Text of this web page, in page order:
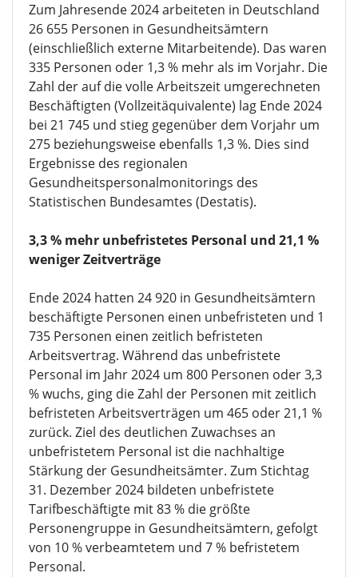
Zum Jahresende 2024 arbeiteten in Deutschland
26 655 Personen in Gesundheitsämtern
(einschließlich externe Mitarbeitende). Das waren
335 Personen oder 1,3 % mehr als im Vorjahr. Die
Zahl der auf die volle Arbeitszeit umgerechneten
Beschäftigten (Vollzeitäquivalente) lag Ende 2024
bei 21 745 und stieg gegenüber dem Vorjahr um
275 beziehungsweise ebenfalls 1,3 %. Dies sind
Ergebnisse des regionalen
Gesundheitspersonalmonitorings des
Statistischen Bundesamtes (Destatis).
3,3 % mehr unbefristetes Personal und 21,1 %
weniger Zeitverträge
Ende 2024 hatten 24 920 in Gesundheitsämtern
beschäftigte Personen einen unbefristeten und 1
735 Personen einen zeitlich befristeten
Arbeitsvertrag. Während das unbefristete
Personal im Jahr 2024 um 800 Personen oder 3,3
% wuchs, ging die Zahl der Personen mit zeitlich
befristeten Arbeitsverträgen um 465 oder 21,1 %
zurück. Ziel des deutlichen Zuwachses an
unbefristetem Personal ist die nachhaltige
Stärkung der Gesundheitsämter. Zum Stichtag
31. Dezember 2024 bildeten unbefristete
Tarifbeschäftigte mit 83 % die größte
Personengruppe in Gesundheitsämtern, gefolgt
von 10 % verbeamtetem und 7 % befristetem
Personal.